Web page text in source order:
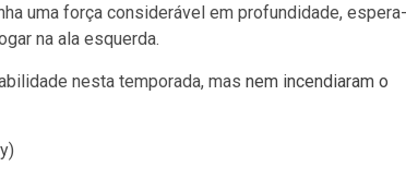
uma força considerável em profundidade, espera-
na ala esquerda.
nesta temporada, mas nem incendiaram o